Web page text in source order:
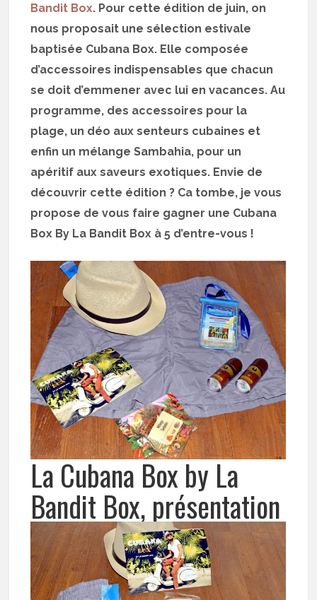
Bandit Box. Pour cette édition de juin, on
nous proposait une sélection estivale
baptisée Cubana Box. Elle composée
d’accessoires indispensables que chacun
se doit d’emmener avec lui en vacances. Au
programme, des accessoires pour la
plage, un déo aux senteurs cubaines et
enfin un mélange Sambahia, pour un
apéritif aux saveurs exotiques. Envie de
découvrir cette édition ? Ca tombe, je vous
propose de vous faire gagner une Cubana
Box By La Bandit Box à 5 d’entre-vous !
La Cubana Box by La
Bandit Box, présentation